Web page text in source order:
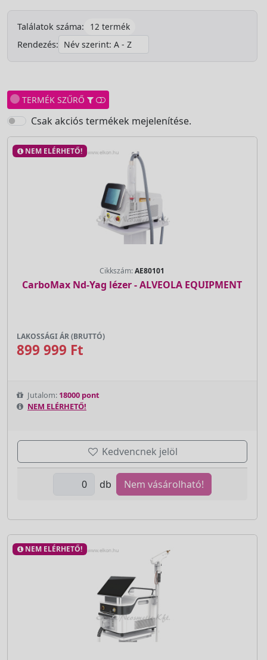
Találatok száma:
12 termék
Rendezés:
TERMÉK SZŰRŐ
Csak akciós termékek mejelenítése.
NEM ELÉRHETŐ!
Cikkszám:AE80101
CarboMax Nd-Yag lézer - ALVEOLA EQUIPMENT
LAKOSSÁGI ÁR (BRUTTÓ)
899 999 Ft
Jutalom: 18000 pont
NEM ELÉRHETŐ!
Kedvencnek jelöl
db Nem vásárolható!
NEM ELÉRHETŐ!